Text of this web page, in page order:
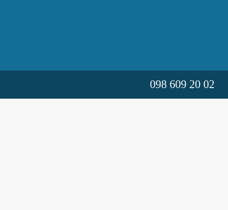
098 609 20 02